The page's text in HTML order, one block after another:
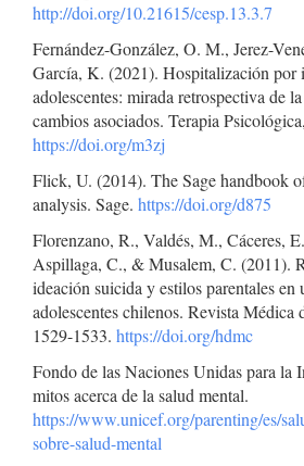
http://doi.org/10.21615/cesp.13.3.7
Fernández-González, O. M., Jerez-
García, K. (2021). Hospitalización por
adolescentes: mirada retrospectiva de
cambios asociados. Terapia
https://doi.org/m3zj
Flick, U. (2014). The Sage handbook
analysis. Sage. https://doi.org/d875
Florenzano, R., Valdés, M., Cáceres,
Aspillaga, C., & Musalem, C. (2011).
ideación suicida y estilos parentales en
adolescentes chilenos. Revista Médica
1529-1533. https://doi.org/hdmc
Fondo de las Naciones Unidas para la
mitos acerca de la salud mental.
https://www.unicef.org/parenting/es/
sobre-salud-mental